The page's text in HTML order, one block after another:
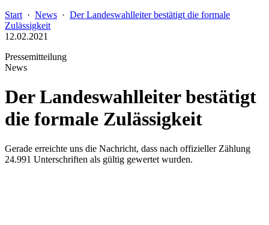
Start · News · Der Landeswahlleiter bestätigt die formale
Zulässigkeit
12.02.2021
Pressemitteilung
News
Der Landeswahlleiter bestätigt
die formale Zulässigkeit
Gerade erreichte uns die Nachricht, dass nach offizieller Zählung
24.991 Unterschriften als gültig gewertet wurden.